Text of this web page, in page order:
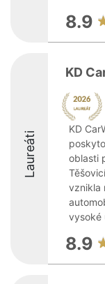
8.9
Laureáti
KD
KD
oblasti
vznikla
vysoké
8.9